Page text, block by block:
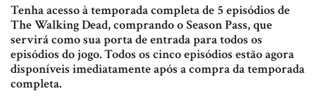
Tenha acesso à temporada completa de 5 episódios de
The Walking Dead, comprando o Season Pass, que
servirá como sua porta de entrada para todos os
episódios do jogo. Todos os cinco episódios estão agora
disponíveis imediatamente após a compra da temporada
completa.